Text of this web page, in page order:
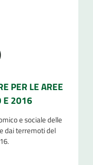
PER LE AREE
E 2016
e sociale delle
dai terremoti del